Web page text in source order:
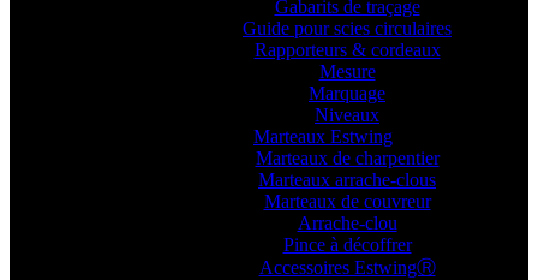
Gabarits de traçage
Guide pour scies circulaires
Rapporteurs & cordeaux
Mesure
Marquage
Niveaux
Marteaux Estwing
Marteaux de charpentier
Marteaux arrache-clous
Marteaux de couvreur
Arrache-clou
Pince à décoffrer
Accessoires EstwingⓇ